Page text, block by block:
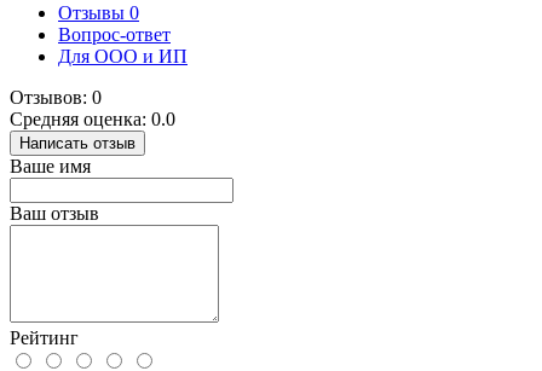
Отзывы 0
Вопрос-ответ
Для ООО и ИП
Отзывов: 0
Средняя оценка: 0.0
Написать отзыв
Ваше имя
Ваш отзыв
Рейтинг